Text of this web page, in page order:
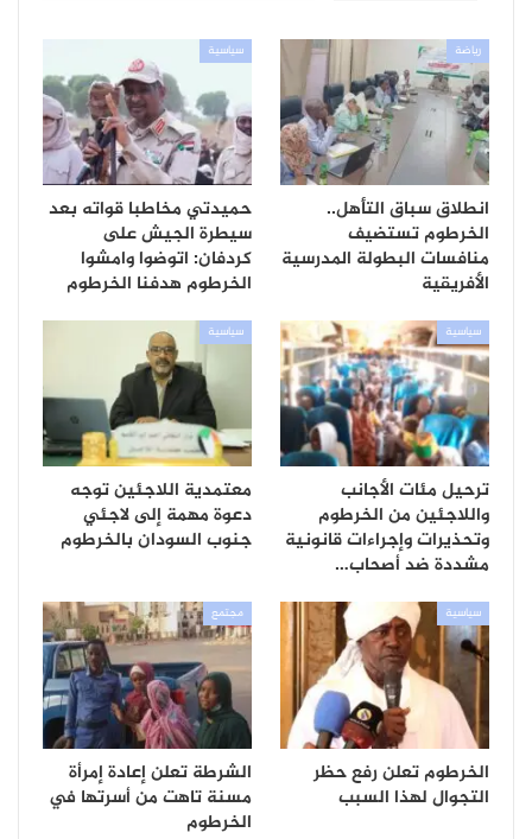
رياضة
انطلاق سباق التأهل..
الخرطوم تستضيف
منافسات البطولة المدرسية
الأفريقية
سياسية
حميدتي مخاطبا قواته بعد
سيطرة الجيش على
كردفان: اتوضوا وامشوا
الخرطوم هدفنا الخرطوم
سياسية
ترحيل مئات الأجانب
واللاجئين من الخرطوم
وتحذيرات وإجراءات قانونية
مشددة ضد أصحاب…
سياسية
معتمدية اللاجئين توجه
دعوة مهمة إلى لاجئي
جنوب السودان بالخرطوم
سياسية
الخرطوم تعلن رفع حظر
التجوال لهذا السبب
مجتمع
الشرطة تعلن إعادة إمرأة
مسنة تاهت من أسرتها في
الخرطوم